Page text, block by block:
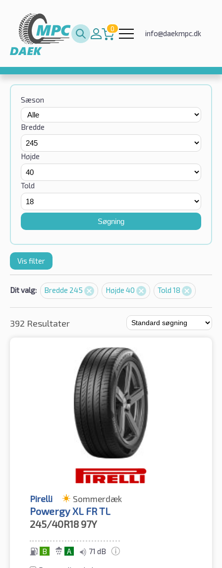
0
info@daekmpc.dk
Sæson
Bredde
Højde
Told
Søgning
Vis filter
Dit valg: Bredde 245 Højde 40 Told 18
392 Resultater
Pirelli Sommerdæk
Powergy XL FR TL
245/40R18 97Y
B A 71 dB